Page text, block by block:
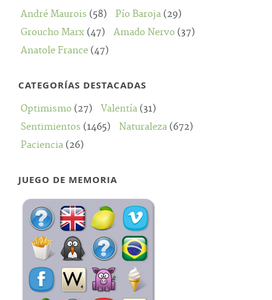
André Maurois (58) Pío Baroja (29)
Groucho Marx (47) Amado Nervo (37)
Anatole France (47)
CATEGORÍAS DESTACADAS
Optimismo (27) Valentía (31)
Sentimientos (1465) Naturaleza (672)
Paciencia (26)
JUEGO DE MEMORIA